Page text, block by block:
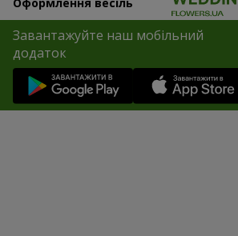
Завантажуйте наш мобільний
додаток